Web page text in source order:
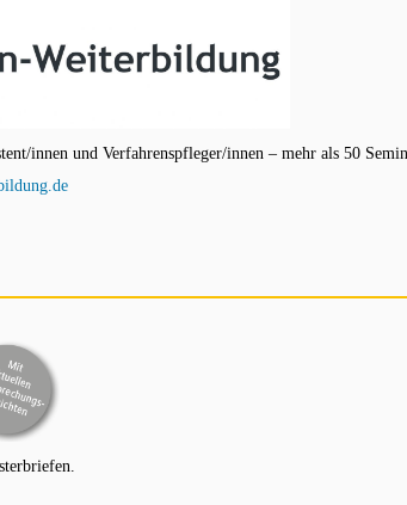
innen und Verfahrenspfleger/innen – mehr als 50